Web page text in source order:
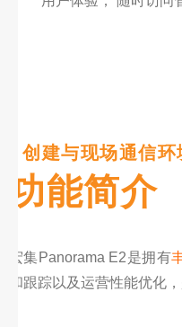
| 创建与现场通信
功能简介
宏集Panorama E2是拥有
和跟踪以及运营性能优化